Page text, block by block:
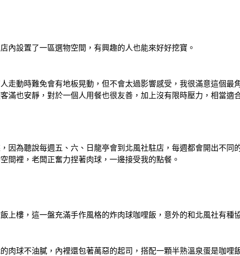
內設置了一區選物空間，有興趣的人也能來好好挖寶。
走動時難免會有地板晃動，但不會太過影響感受，我很滿意這個
滿也安靜，對於一個人用餐也很友善，加上沒有限時壓力，相當適
因為聽說每週五、六、日龍亭會到北風社駐店，每週都會開出不
間裡，老闆正奮力捏著肉球，一邊接受我的點餐。
上樓，這一盤充滿手作風格的炸肉球咖哩飯，意外的和北風社有種
肉球不油膩，內裡還包著萬惡的起司，搭配一顆半熟溫泉蛋是咖